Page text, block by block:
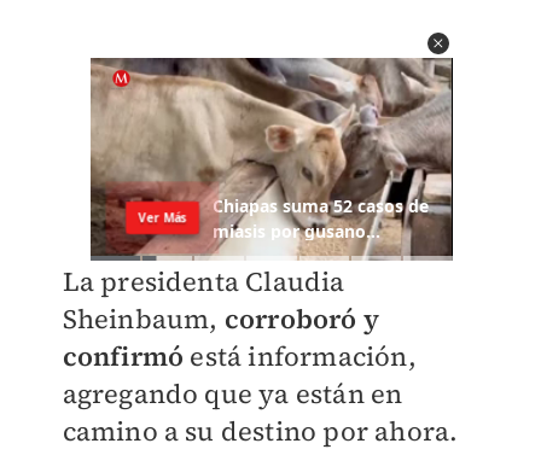
La presidenta Claudia
Sheinbaum, corroboró y
confirmó está información,
agregando que ya están en
camino a su destino por ahora.